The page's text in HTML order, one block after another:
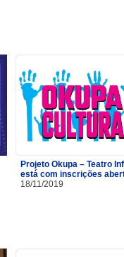
Projeto Okupa – Teatro
está com inscrições
18/11/2019